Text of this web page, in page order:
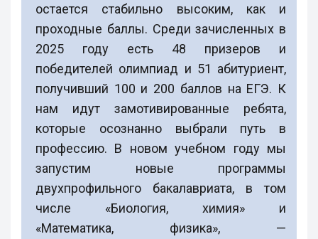
остается стабильно высоким, как и
проходные баллы. Среди зачисленных в
2025 году есть 48 призеров и
победителей олимпиад и 51 абитуриент,
получивший 100 и 200 баллов на ЕГЭ. К
нам идут замотивированные ребята,
которые осознанно выбрали путь в
профессию. В новом учебном году мы
запустим новые программы
двухпрофильного бакалавриата, в том
числе «Биология, химия» и
«Математика, физика», —